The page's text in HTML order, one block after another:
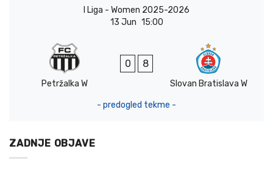
I Liga - Women 2025-2026
13 Jun 15:00
Petržalka W
0 8
Slovan Bratislava W
- predogled tekme -
ZADNJE OBJAVE